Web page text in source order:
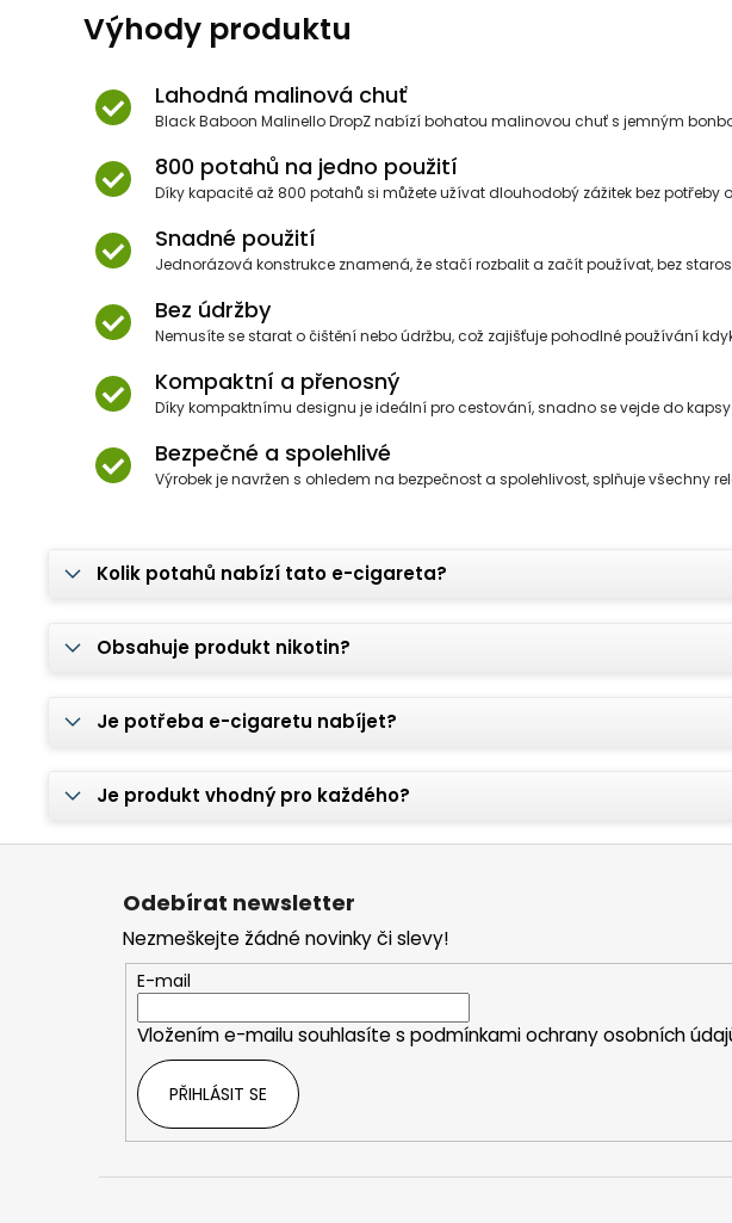
Výhody produktu
Lahodná malinová chuť
Black Baboon Malinello DropZ nabízí bohatou malinovou chuť s jemným
800 potahů na jedno použití
Díky kapacitě až 800 potahů si můžete užívat dlouhodobý zážitek bez
Snadné použití
Jednorázová konstrukce znamená, že stačí rozbalit a začít používat, bez
Bez údržby
Nemusíte se starat o čištění nebo údržbu, což zajišťuje pohodlné používání
Kompaktní a přenosný
Díky kompaktnímu designu je ideální pro cestování, snadno se vejde do kapsy
Bezpečné a spolehlivé
Výrobek je navržen s ohledem na bezpečnost a spolehlivost, splňuje všechny
Kolik potahů nabízí tato e-cigareta?
Obsahuje produkt nikotin?
Je potřeba e-cigaretu nabíjet?
Je produkt vhodný pro každého?
Z
Odebírat newsletter
Nezmeškejte žádné novinky či slevy!
E-mail
Vložením e-mailu souhlasíte s podmínkami ochrany osobních
PŘIHLÁSIT SE